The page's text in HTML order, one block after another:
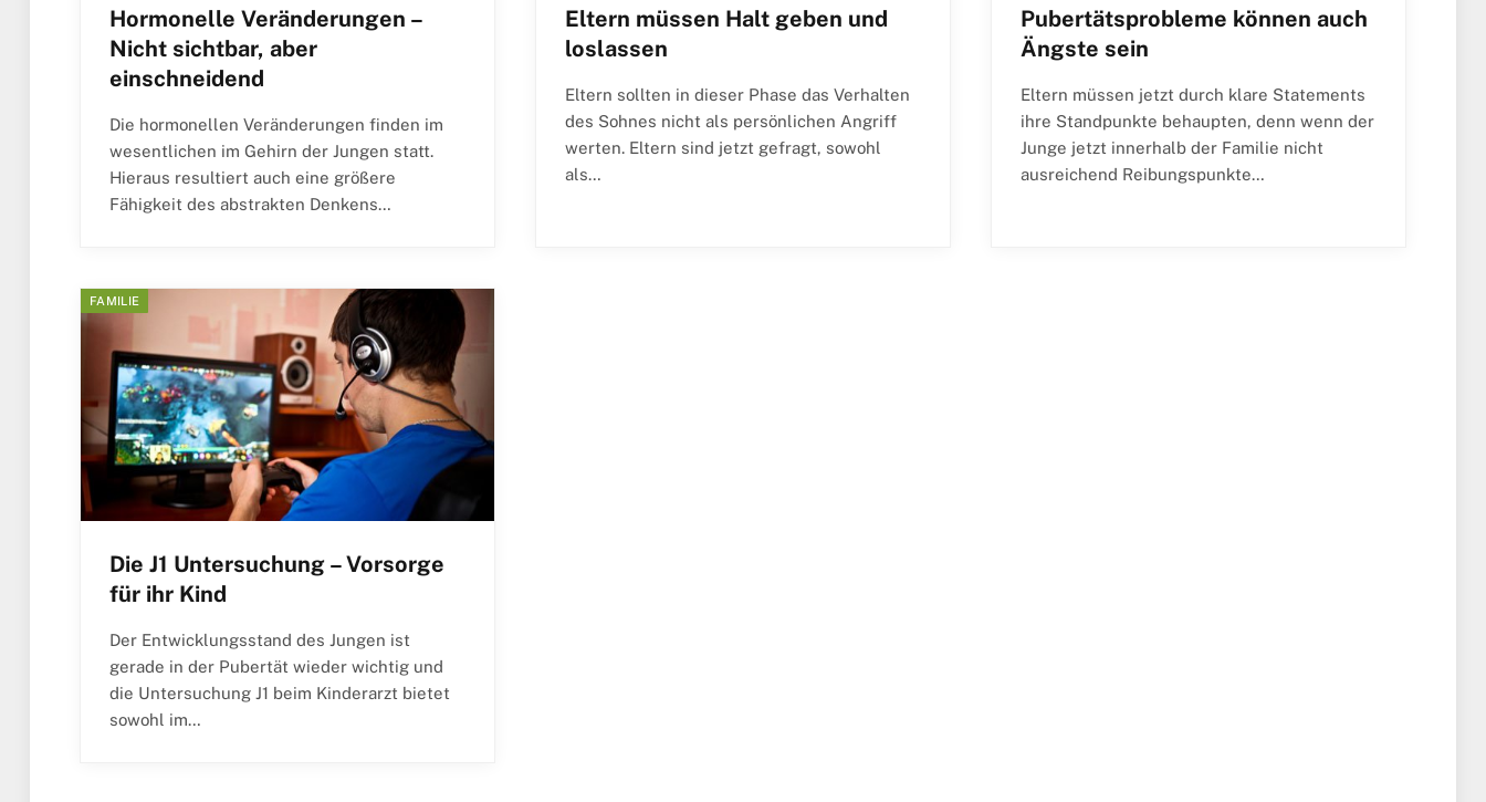
Hormonelle Veränderungen –
Nicht sichtbar, aber
einschneidend
Die hormonellen Veränderungen finden im
wesentlichen im Gehirn der Jungen statt.
Hieraus resultiert auch eine größere
Fähigkeit des abstrakten Denkens…
Eltern müssen Halt geben und
loslassen
Eltern sollten in dieser Phase das Verhalten
des Sohnes nicht als persönlichen Angriff
werten. Eltern sind jetzt gefragt, sowohl
als…
Pubertätsprobleme können auch
Ängste sein
Eltern müssen jetzt durch klare Statements
ihre Standpunkte behaupten, denn wenn der
Junge jetzt innerhalb der Familie nicht
ausreichend Reibungspunkte…
FAMILIE
Die J1 Untersuchung – Vorsorge
für ihr Kind
Der Entwicklungsstand des Jungen ist
gerade in der Pubertät wieder wichtig und
die Untersuchung J1 beim Kinderarzt bietet
sowohl im…